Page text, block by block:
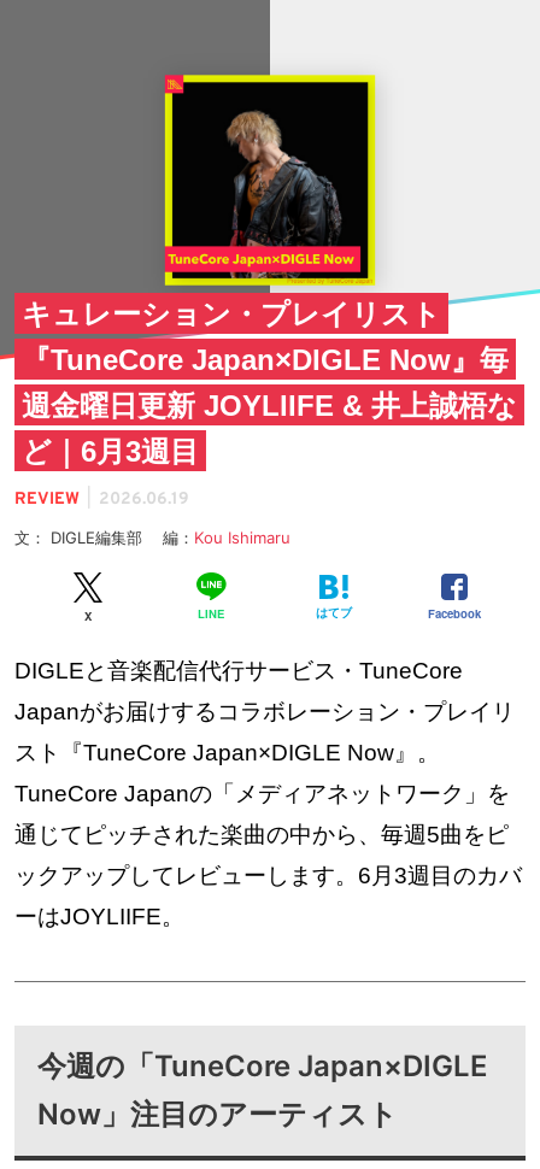
キュレーション・プレイリスト
『TuneCore Japan×DIGLE Now』毎
週金曜日更新 JOYLIIFE & 井上誠梧な
ど｜6月3週目
REVIEW 2026.06.19
文： DIGLE編集部 編： Kou Ishimaru
X LINE はてブ Facebook
DIGLEと音楽配信代行サービス・TuneCore
Japanがお届けするコラボレーション・プレイリ
スト『TuneCore Japan×DIGLE Now』。
TuneCore Japanの「メディアネットワーク」を
通じてピッチされた楽曲の中から、毎週5曲をピ
ックアップしてレビューします。6月3週目のカバ
ーはJOYLIIFE。
今週の「TuneCore Japan×DIGLE
Now」注目のアーティスト